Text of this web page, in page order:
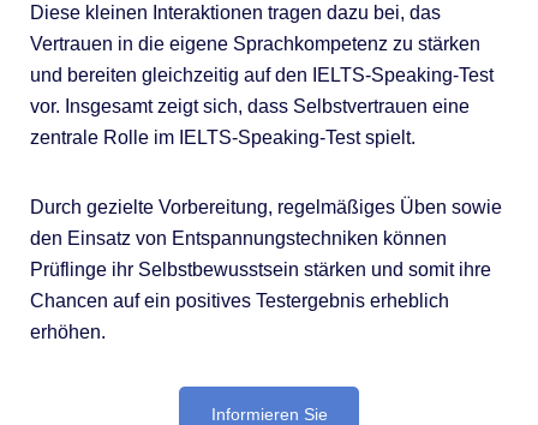
Diese kleinen Interaktionen tragen dazu bei, das
Vertrauen in die eigene Sprachkompetenz zu stärken
und bereiten gleichzeitig auf den IELTS-Speaking-Test
vor. Insgesamt zeigt sich, dass Selbstvertrauen eine
zentrale Rolle im IELTS-Speaking-Test spielt.
Durch gezielte Vorbereitung, regelmäßiges Üben sowie
den Einsatz von Entspannungstechniken können
Prüflinge ihr Selbstbewusstsein stärken und somit ihre
Chancen auf ein positives Testergebnis erheblich
erhöhen.
Informieren Sie